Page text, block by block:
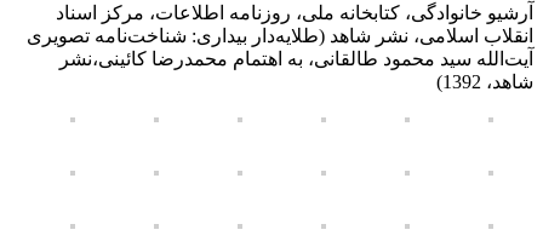
آرشیو خانوادگی، کتابخانه ملی، روزنامه اطلاعات، مرکز اسناد
انقلاب اسلامی، نشر شاهد (طلایه‌دار بیداری: شناخت‌نامه تصویری
آیت‌الله سید محمود طالقانی، به اهتمام محمدرضا کائینی،نشر
شاهد، 1392)